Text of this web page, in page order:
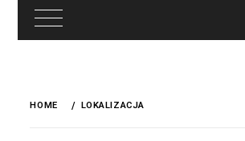
treści
HOME LOKALIZACJA